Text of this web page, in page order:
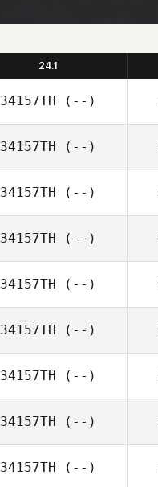
24.1
34157TH (--)
34157TH (--)
34157TH (--)
34157TH (--)
34157TH (--)
34157TH (--)
34157TH (--)
34157TH (--)
34157TH (--)